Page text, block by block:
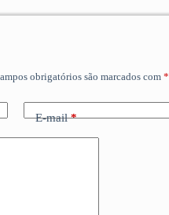
obrigatórios são marcados com*
E-mail*